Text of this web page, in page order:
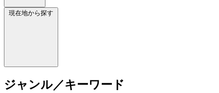
現在地から探す
ジャンル／キーワード